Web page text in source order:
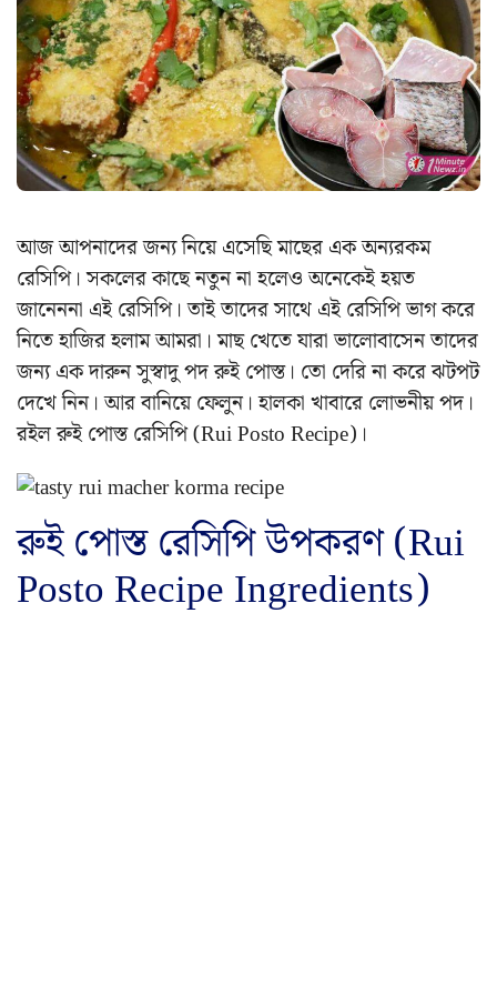
আজ আপনাদের জন্য নিয়ে এসেছি মাছের এক অন্যরকম
রেসিপি। সকলের কাছে নতুন না হলেও অনেকেই হয়ত
জানেননা এই রেসিপি। তাই তাদের সাথে এই রেসিপি ভাগ করে
নিতে হাজির হলাম আমরা। মাছ খেতে যারা ভালোবাসেন তাদের
জন্য এক দারুন সুস্বাদু পদ রুই পোস্ত। তো দেরি না করে ঝটপট
দেখে নিন। আর বানিয়ে ফেলুন। হালকা খাবারে লোভনীয় পদ।
রইল রুই পোস্ত রেসিপি (Rui Posto Recipe)।
রুই পোস্ত রেসিপি উপকরণ (Rui
Posto Recipe Ingredients)